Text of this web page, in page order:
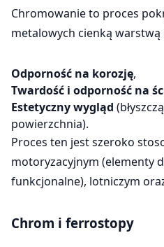
Chromowanie to proces
metalowych cienką
Odporność na korozję,
Twardość i odporność na
Estetyczny wygląd
powierzchnia).
Proces ten jest szeroko
motoryzacyjnym (elementy
funkcjonalne), lotniczym
Chrom i ferrostopy